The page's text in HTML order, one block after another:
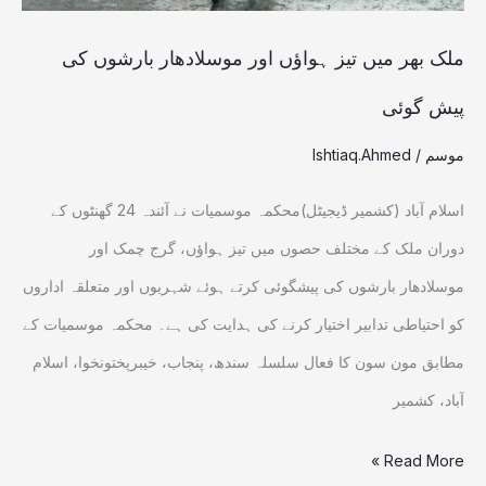
ملک بھر میں تیز ہواؤں اور موسلادھار بارشوں کی
پیش گوئی
موسم /
Ishtiaq.Ahmed
اسلام آباد (کشمیر ڈیجیٹل)محکمہ موسمیات نے آئندہ 24 گھنٹوں کے
دوران ملک کے مختلف حصوں میں تیز ہواؤں، گرج چمک اور
موسلادھار بارشوں کی پیشگوئی کرتے ہوئے شہریوں اور متعلقہ اداروں
کو احتیاطی تدابیر اختیار کرنے کی ہدایت کی ہے۔ محکمہ موسمیات کے
مطابق مون سون کا فعال سلسلہ سندھ، پنجاب، خیبرپختونخوا، اسلام
آباد، کشمیر
بارشوں
کی
گوئی
Read More »